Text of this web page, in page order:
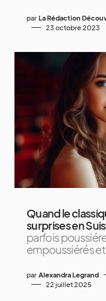
par La Rédaction
23 octobre 2023
Quand le
surprises en
parfois
empoussiérés
par Alexandra Legrand
22 juillet 2025